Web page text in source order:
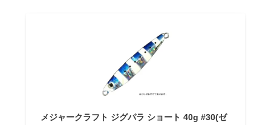
メジャークラフト ジグパラ ショート 40g #30(ゼ